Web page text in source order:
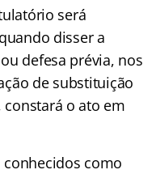
será
disser a
defesa prévia, nos
de substituição
o ato em
como